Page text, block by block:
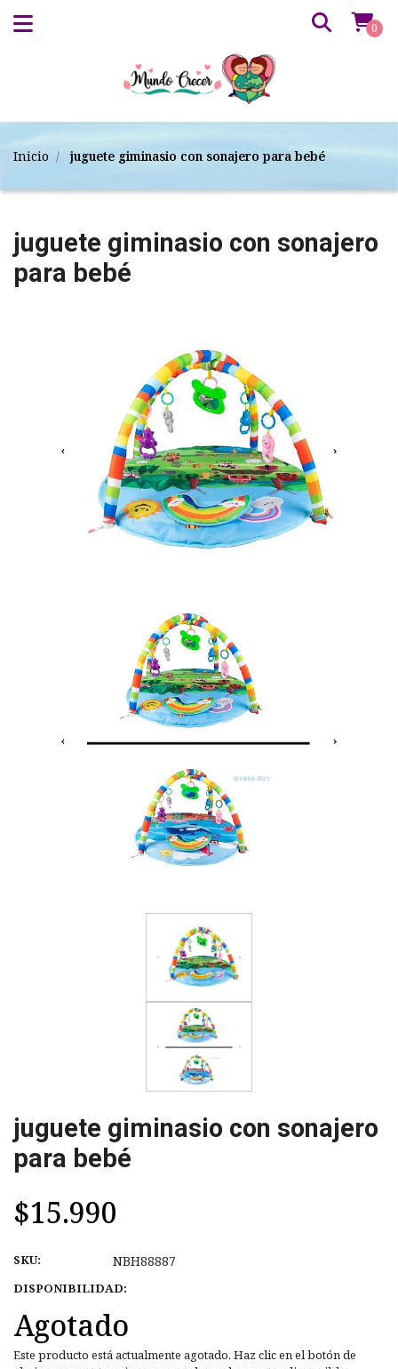
0
Inicio juguete giminasio con sonajero para bebé
juguete giminasio con sonajero
para bebé
juguete giminasio con sonajero
para bebé
$15.990
SKU: NBH88887
DISPONIBILIDAD:
Agotado
Este producto está actualmente agotado. Haz clic en el botón de